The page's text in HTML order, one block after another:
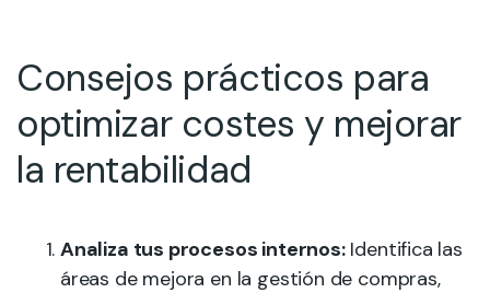
Consejos prácticos para
optimizar costes y mejorar
la rentabilidad
Analiza tus procesos internos:Identifica las
áreas de mejora en la gestión de compras,